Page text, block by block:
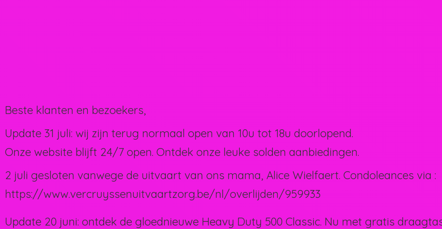
Beste klanten en bezoekers,
Update 31 juli: wij zijn terug normaal open van 10u tot 18u doorlopend.
Onze website blijft 24/7 open. Ontdek onze leuke solden aanbiedingen.
2 juli gesloten vanwege de uitvaart van ons mama, Alice Wielfaert. Condoleances via :
https://www.vercruyssenuitvaartzorg.be/nl/overlijden/959933
Update 20 juni: ontdek de gloednieuwe Heavy Duty 500 Classic. Nu met gratis